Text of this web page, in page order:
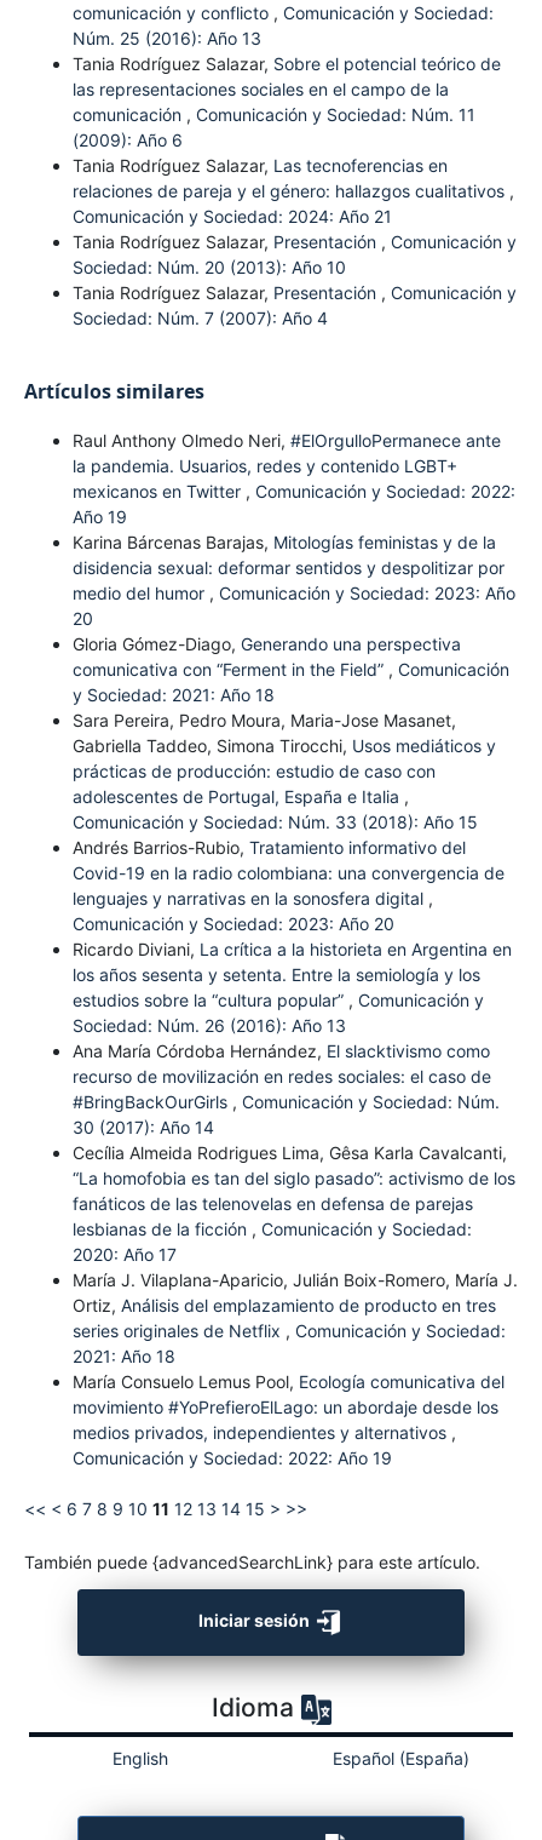
comunicación y conflicto , Comunicación y Sociedad:
Núm. 25 (2016): Año 13
Tania Rodríguez Salazar, Sobre el potencial teórico de
las representaciones sociales en el campo de la
comunicación , Comunicación y Sociedad: Núm. 11
(2009): Año 6
Tania Rodríguez Salazar, Las tecnoferencias en
relaciones de pareja y el género: hallazgos cualitativos ,
Comunicación y Sociedad: 2024: Año 21
Tania Rodríguez Salazar, Presentación , Comunicación y
Sociedad: Núm. 20 (2013): Año 10
Tania Rodríguez Salazar, Presentación , Comunicación y
Sociedad: Núm. 7 (2007): Año 4
Artículos similares
Raul Anthony Olmedo Neri, #ElOrgulloPermanece ante
la pandemia. Usuarios, redes y contenido LGBT+
mexicanos en Twitter , Comunicación y Sociedad: 2022:
Año 19
Karina Bárcenas Barajas, Mitologías feministas y de la
disidencia sexual: deformar sentidos y despolitizar por
medio del humor , Comunicación y Sociedad: 2023: Año
20
Gloria Gómez-Diago, Generando una perspectiva
comunicativa con “Ferment in the Field” , Comunicación
y Sociedad: 2021: Año 18
Sara Pereira, Pedro Moura, Maria-Jose Masanet,
Gabriella Taddeo, Simona Tirocchi, Usos mediáticos y
prácticas de producción: estudio de caso con
adolescentes de Portugal, España e Italia ,
Comunicación y Sociedad: Núm. 33 (2018): Año 15
Andrés Barrios-Rubio, Tratamiento informativo del
Covid-19 en la radio colombiana: una convergencia de
lenguajes y narrativas en la sonosfera digital ,
Comunicación y Sociedad: 2023: Año 20
Ricardo Diviani, La crítica a la historieta en Argentina en
los años sesenta y setenta. Entre la semiología y los
estudios sobre la “cultura popular” , Comunicación y
Sociedad: Núm. 26 (2016): Año 13
Ana María Córdoba Hernández, El slacktivismo como
recurso de movilización en redes sociales: el caso de
#BringBackOurGirls , Comunicación y Sociedad: Núm.
30 (2017): Año 14
Cecília Almeida Rodrigues Lima, Gêsa Karla Cavalcanti,
“La homofobia es tan del siglo pasado”: activismo de los
fanáticos de las telenovelas en defensa de parejas
lesbianas de la ficción , Comunicación y Sociedad:
2020: Año 17
María J. Vilaplana-Aparicio, Julián Boix-Romero, María J.
Ortiz, Análisis del emplazamiento de producto en tres
series originales de Netflix , Comunicación y Sociedad:
2021: Año 18
María Consuelo Lemus Pool, Ecología comunicativa del
movimiento #YoPrefieroElLago: un abordaje desde los
medios privados, independientes y alternativos ,
Comunicación y Sociedad: 2022: Año 19
<< < 6 7 8 9 10 11 12 13 14 15 > >>
También puede {advancedSearchLink} para este artículo.
Iniciar sesión
Idioma
English Español (España)